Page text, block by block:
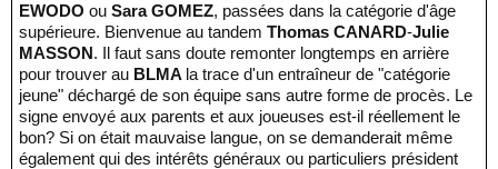
EWODO ou Sara GOMEZ, passées dans la catégorie d'âge
supérieure. Bienvenue au tandem Thomas CANARD-Julie
MASSON. Il faut sans doute remonter longtemps en arrière
pour trouver au BLMA la trace d'un entraîneur de "catégorie
jeune" déchargé de son équipe sans autre forme de procès. Le
signe envoyé aux parents et aux joueuses est-il réellement le
bon? Si on était mauvaise langue, on se demanderait même
également qui des intérêts généraux ou particuliers président